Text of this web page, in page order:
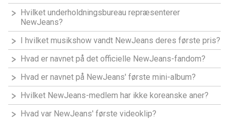
Hvilket underholdningsbureau repræsenterer
NewJeans?
I hvilket musikshow vandt NewJeans deres første pris?
Hvad er navnet på det officielle NewJeans-fandom?
Hvad er navnet på NewJeans' første mini-album?
Hvilket NewJeans-medlem har ikke koreanske aner?
Hvad var NewJeans' første videoklip?